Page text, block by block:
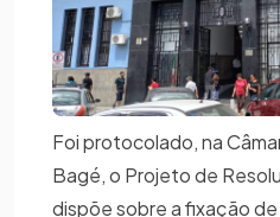
Foi protocolado, na
Bagé, o Projeto de
dispõe sobre a fixação